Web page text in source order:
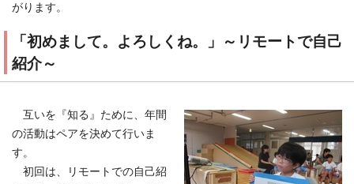
がります。
「初めまして。よろしくね。」～リモートで自己
紹介～
互いを『知る』ために、年間
の活動はペアを決めて行いま
す。
初回は、リモートでの自己紹